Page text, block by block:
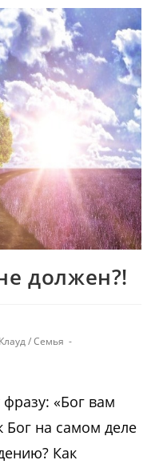
должен?!
/ Семья
«Бог вам
Бог на самом деле
Как